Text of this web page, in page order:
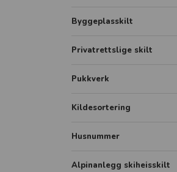
Advarsel og fare
Brann
Redning og rømning
Byggeplasskilt
Privatrettslige skilt
Pukkverk
Kildesortering
Merkeordningen
Husnummer
Alpinanlegg skiheisskilt